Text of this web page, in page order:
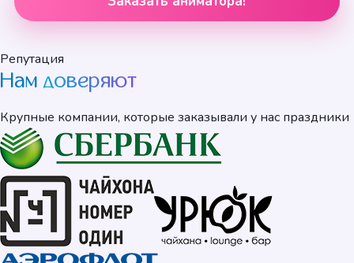
Репутация
Нам доверяют
Крупные компании, которые заказывали у нас праздники